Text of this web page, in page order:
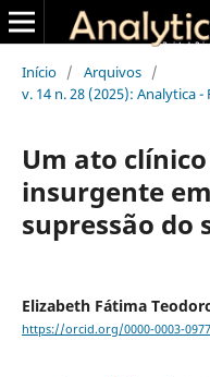
Início / Arquivos /
v. 14 n. 28 (2025): Analytica -
Um ato
insurgente
supressão do
Elizabeth Fátima
https://orcid.org/0000-0003-